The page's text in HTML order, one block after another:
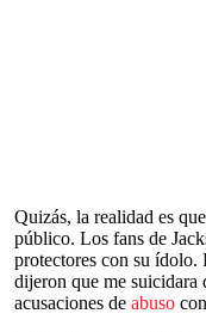
Quizás, la realidad es
público. Los fans de
protectores con su ídolo.
dijeron que me suicidara
acusaciones de abuso